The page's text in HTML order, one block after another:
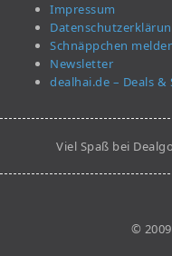
Impressum
Schnäppchen
Newsletter
dealhai.de – Deals &
Viel Spaß bei
©